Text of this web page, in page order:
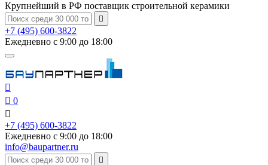
Крупнейший в РФ поставщик строительной керамики

+7 (495) 600-3822
Ежедневно с 9:00 до 18:00

 0

+7 (495) 600-3822
Ежедневно с 9:00 до 18:00
info@baupartner.ru
